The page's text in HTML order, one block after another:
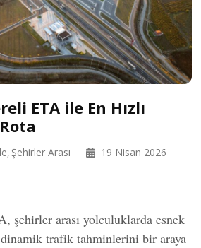
ETA ile En Hızlı
Şehirler Arası
19 Nisan 2026
şehirler arası yolculuklarda esnek
dinamik trafik tahminlerini bir araya